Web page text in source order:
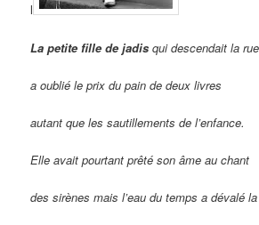
l
La petite fille de jadisqui descendait la rue
a oublié le prix du pain de deux livres
autant que les sautillements de l’enfance.
Elle avait pourtant prêté son âme au chant
des sirènes mais l’eau du temps a dévalé